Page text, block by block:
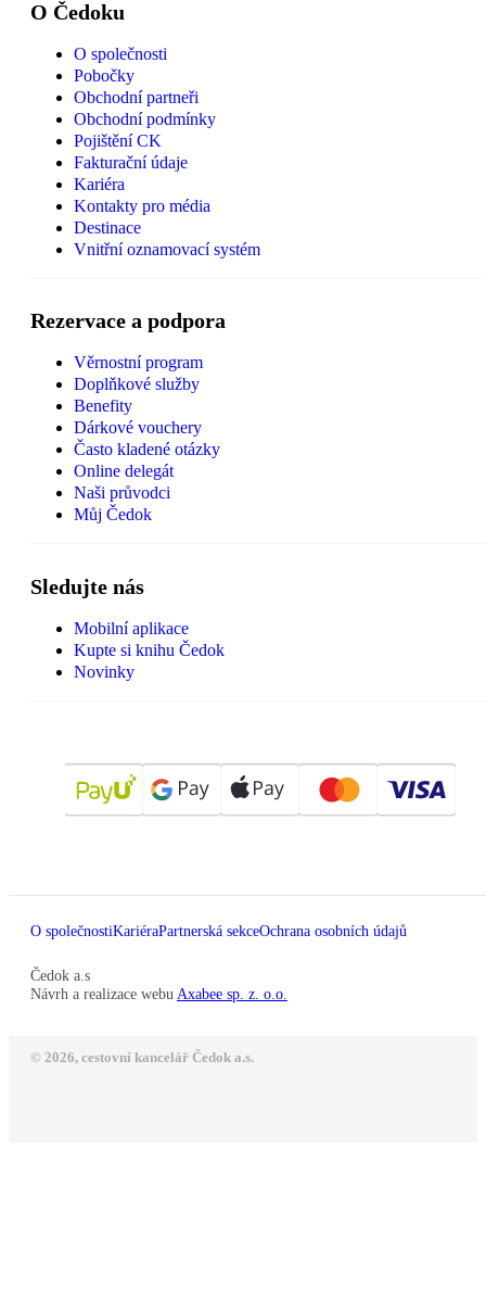
O Čedoku
O společnosti
Pobočky
Obchodní partneři
Obchodní podmínky
Pojištění CK
Fakturační údaje
Kariéra
Kontakty pro média
Destinace
Vnitřní oznamovací systém
Rezervace a podpora
Věrnostní program
Doplňkové služby
Benefity
Dárkové vouchery
Často kladené otázky
Online delegát
Naši průvodci
Můj Čedok
Sledujte nás
Mobilní aplikace
Kupte si knihu Čedok
Novinky
O společnostiKariéraPartnerská sekceOchrana osobních údajů
Čedok a.s
Návrh a realizace webu Axabee sp. z. o.o.
© 2026, cestovní kancelář Čedok a.s.